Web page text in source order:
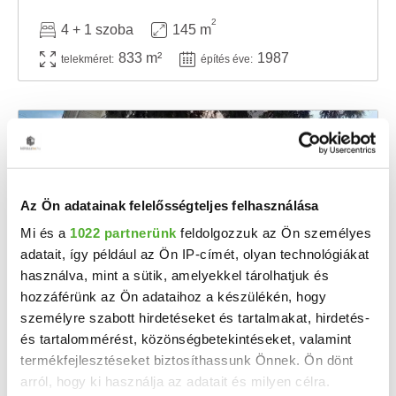
Az Ön adatainak felelősségteljes felhasználása
Mi és a 1022 partnerünk feldolgozzuk az Ön személyes
adatait, így például az Ön IP-címét, olyan technológiákat
használva, mint a sütik, amelyekkel tárolhatjuk és
hozzáférünk az Ön adataihoz a készülékén, hogy
személyre szabott hirdetéseket és tartalmakat, hirdetés-
és tartalommérést, közönségbetekintéseket, valamint
termékfejlesztéseket biztosíthassunk Önnek. Ön dönt
arról, hogy ki használja az adatait és milyen célra.
4 + 1 szoba 145 m
2
telekméret: 833 m² építés éve: 1987
37.9 M Ft 261 379 Ft/m
Záhony - Eladó családi ház
Záhonyban, város széli, csendes utcában eladó egy tehermentes, felújítandó gyöngyszem. A ...